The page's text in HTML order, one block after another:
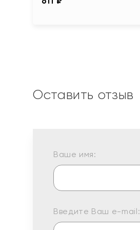
Оставить отзыв
Ваше имя:
Введите Ваш e-mail: